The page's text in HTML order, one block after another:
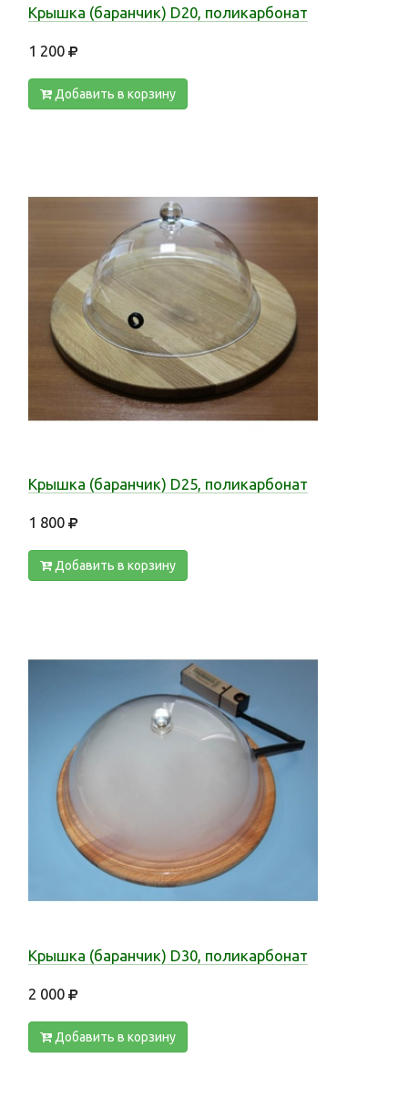
Крышка (баранчик) D20, поликарбонат
1 200
Добавить в корзину
Крышка (баранчик) D25, поликарбонат
1 800
Добавить в корзину
Крышка (баранчик) D30, поликарбонат
2 000
Добавить в корзину